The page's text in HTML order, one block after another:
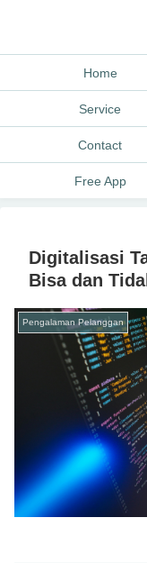
Home
Service
Contact
Free App
Digitalisasi
Bisa dan
Pengalaman Pelanggan